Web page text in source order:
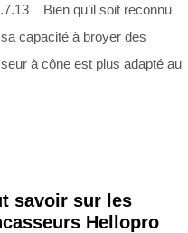
Bien qu’il soit reconnu
capacité à broyer des
à cône est plus adapté au
savoir sur les
Hellopro